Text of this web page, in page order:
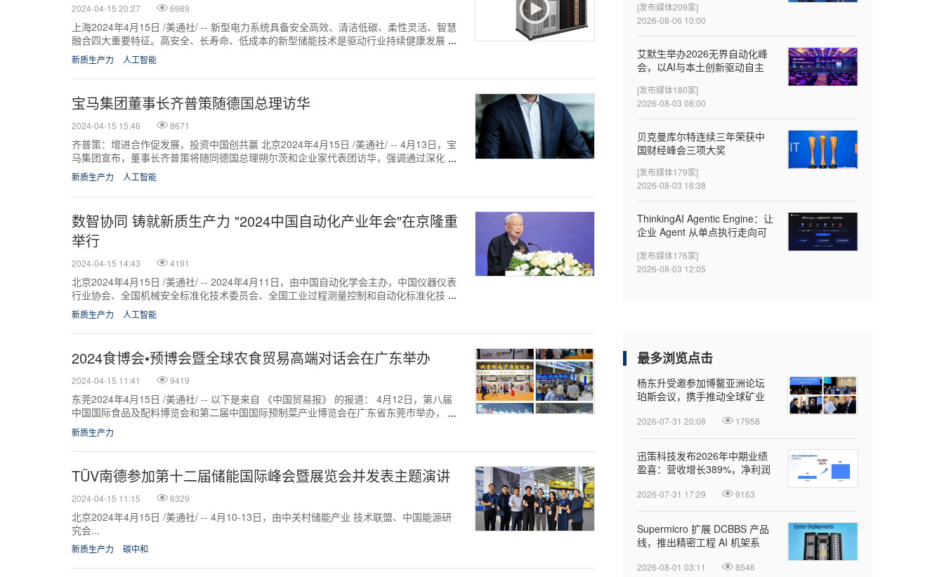
2024-04-15 20:27 6989
上海2024年4月15日 /美通社/ -- 新型电力系统具备安全高效、清洁低碳、柔性灵活、智慧
融合四大重要特征。高安全、长寿命、低成本的新型储能技术是驱动行业持续健康发展的
重要推动力。 近日，能...
新质生产力 人工智能
宝马集团董事长齐普策随德国总理访华
2024-04-15 15:46 8671
齐普策：增进合作促发展，投资中国创共赢 北京2024年4月15日 /美通社/ -- 4月13日，宝
马集团宣布，董事长齐普策将随同德国总理朔尔茨和企业家代表团访华，强调通过深化合
作推动繁荣，以及持续...
新质生产力 人工智能
数智协同 铸就新质生产力 "2024中国自动化产业年会"在京隆重
举行
2024-04-15 14:43 4191
北京2024年4月15日 /美通社/ -- 2024年4月11日，由中国自动化学会主办，中国仪器仪表
行业协会、全国机械安全标准化技术委员会、全国工业过程测量控制和自动化标准化技术
委员会协办，控制网（...
新质生产力 人工智能
2024食博会•预博会暨全球农食贸易高端对话会在广东举办
2024-04-15 11:41 9419
东莞2024年4月15日 /美通社/ -- 以下是来自 《中国贸易报》 的报道： 4月12日，第八届
中国国际食品及配料博览会和第二届中国国际预制菜产业博览会在广东省东莞市举办，全
球农食贸易高端对话会...
新质生产力
TÜV南德参加第十二届储能国际峰会暨展览会并发表主题演讲
2024-04-15 11:15 6329
北京2024年4月15日 /美通社/ -- 4月10-13日，由中关村储能产业 技术联盟、中国能源研
究会...
新质生产力 碳中和
[发布媒体209家]
2026-08-06 10:00
‌艾默生举办2026无界自动化峰
会，以AI与本土创新驱动自主
[发布媒体180家]
2026-08-03 08:00
贝克曼库尔特连续三年荣获中
国财经峰会三项大奖
[发布媒体179家]
2026-08-03 16:38
ThinkingAI Agentic Engine：让
企业 Agent 从单点执行走向可
[发布媒体176家]
2026-08-03 12:05
最多浏览点击
杨东升受邀参加博鳌亚洲论坛
珀斯会议，携手推动全球矿业
2026-07-31 20:08 17958
迅策科技发布2026年中期业绩
盈喜：营收增长389%，净利润
擎
2026-07-31 17:29 9163
Supermicro 扩展 DCBBS 产品
线，推出精密工程 AI 机架系
2026-08-01 03:11 8546